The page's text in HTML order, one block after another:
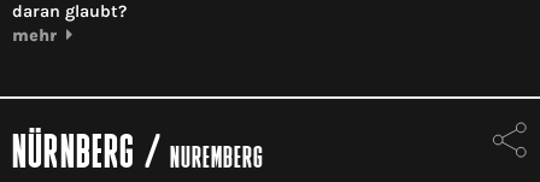
daran glaubt?
mehr
NÜRNBERG / NUREMBERG